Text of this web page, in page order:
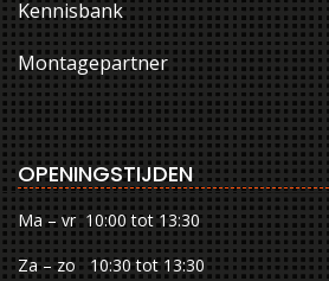
Kennisbank
Montagepartner
OPENINGSTIJDEN
Ma – vr 10:00 tot 13:30
Za – zo 10:30 tot 13:30